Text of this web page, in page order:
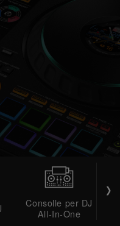
Consolle per DJ
All-In-One